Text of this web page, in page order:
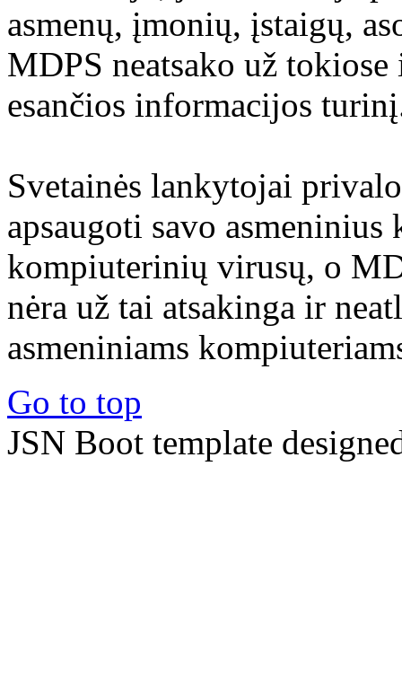
asmenų, įmonių, įstaigų,
MDPS neatsako už tokiose
esančios informacijos
Svetainės lankytojai
apsaugoti savo
kompiuterinių virusų, o
nėra už tai atsakinga ir
asmeniniams
Go to top
JSN Boot template